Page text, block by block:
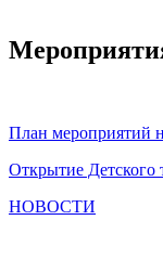
План мероприятий
Открытие Детского
НОВОСТИ